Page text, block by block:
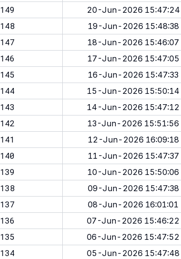
149
20-Jun-2026 15:47:24
148
19-Jun-2026 15:48:38
147
18-Jun-2026 15:46:07
146
17-Jun-2026 15:47:05
145
16-Jun-2026 15:47:33
144
15-Jun-2026 15:50:14
143
14-Jun-2026 15:47:12
142
13-Jun-2026 15:51:56
141
12-Jun-2026 16:09:18
140
11-Jun-2026 15:47:37
139
10-Jun-2026 15:50:06
138
09-Jun-2026 15:47:38
137
08-Jun-2026 16:01:01
136
07-Jun-2026 15:46:22
135
06-Jun-2026 15:47:52
134
05-Jun-2026 15:47:48